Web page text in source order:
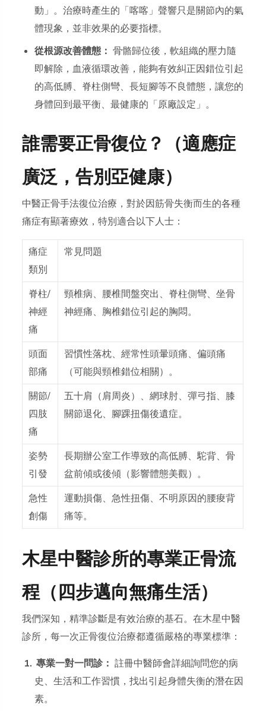
動」。治療時產生的「喀喀」聲響只是關節內的氣
體現象，並非效果的必要指標。
從根源改善體態： 骨骼歸位後，軟組織的壓力隨
即解除，血液循環改善，能夠有效糾正因錯位引起
的高低膊、脊柱側彎、長短腳等不良體態，讓您的
身體回到最平衡、最健康的「原廠設定」。
誰需要正骨復位？（適應症
廣泛，告別亞健康）
中醫正骨手法復位治療，對於因筋骨失衡而生的各種
痛症有顯著療效，特別適合以下人士：
痛症
類別
常見問題
脊柱/
神經
痛
頸椎病、腰椎間盤突出、脊柱側彎、坐骨
神經痛、胸椎錯位引起的胸悶。
頭面
部痛
習慣性落枕、經常性頭暈頭痛、偏頭痛
（可能與頸椎錯位相關）。
關節/
四肢
痛
五十肩（肩周炎）、網球肘、彈弓指、膝
關節退化、腳踝扭傷後遺症。
姿勢
引發
長期辦公室工作導致的高低膊、駝背、骨
盆前傾或後傾（影響體態美觀）。
急性
創傷
運動損傷、急性扭傷、不明原因的腰痠背
痛等。
木星中醫診所的專業正骨流
程（四步邁向無痛生活）
我們深知，精準診斷是有效治療的基石。在木星中醫
診所，每一次正骨復位治療都遵循嚴格的專業標準：
專業一對一問診： 註冊中醫師會詳細詢問您的病
史、生活和工作習慣，找出引起身體失衡的潛在因
素。